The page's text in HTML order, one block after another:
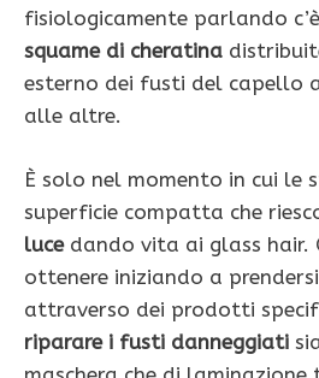
fisiologicamente parlando
squame di cheratina
esterno dei fusti del capello
alle altre.
È solo nel momento in cui le
superficie compatta che
lucedando vita ai glass hair.
ottenere iniziando a
attraverso dei prodotti
riparare i fusti danneggiati